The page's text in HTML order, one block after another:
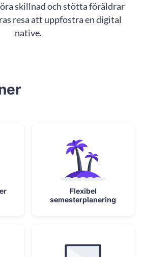
skillnad och stötta föräldrar
resa att uppfostra en digital
native.
Flexibel
semesterplanering